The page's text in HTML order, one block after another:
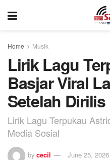
Home Musik
Lirik Lagu
Basjar Viral
Setelah Dirilis
Lirik Lagu Terpukau
Media Sosial
by cecil June 25, 2026